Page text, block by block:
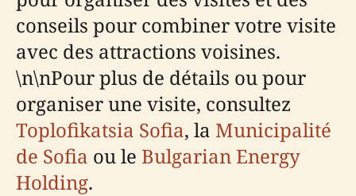
conseils pour combiner votre visite
avec des attractions voisines.
\n\nPour plus de détails ou pour
organiser une visite, consultez
Toplofikatsia Sofia, la Municipalité
de Sofia ou le Bulgarian Energy
Holding.